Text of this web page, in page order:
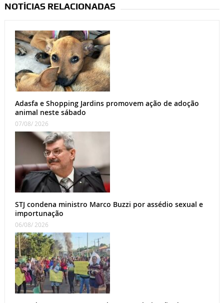
NOTÍCIAS RELACIONADAS
Adasfa e Shopping Jardins promovem ação de adoção
animal neste sábado
07/08/ 2026
STJ condena ministro Marco Buzzi por assédio sexual e
importunação
06/08/ 2026